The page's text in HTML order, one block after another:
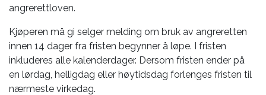
angrerettloven.
Kjøperen må gi selger melding om bruk av angreretten
innen 14 dager fra fristen begynner å løpe. I fristen
inkluderes alle kalenderdager. Dersom fristen ender på
en lørdag, helligdag eller høytidsdag forlenges fristen til
nærmeste virkedag.